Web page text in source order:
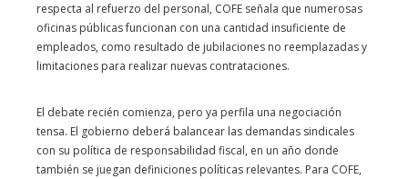
respecta al refuerzo del personal, COFE señala que numerosas
oficinas públicas funcionan con una cantidad insuficiente de
empleados, como resultado de jubilaciones no reemplazadas y
limitaciones para realizar nuevas contrataciones.
El debate recién comienza, pero ya perfila una negociación
tensa. El gobierno deberá balancear las demandas sindicales
con su política de responsabilidad fiscal, en un año donde
también se juegan definiciones políticas relevantes. Para COFE,